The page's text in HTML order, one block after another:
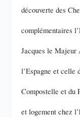
découverte des
complémentaires
Jacques le Majeur
l’Espagne et celle
Compostelle et du
et logement chez